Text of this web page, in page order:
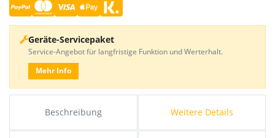
Beschreibung Weitere Details
Geräte-Servicepaket
Service-Angebot für langfristige Funktion und Werterhalt.
Mehr Info